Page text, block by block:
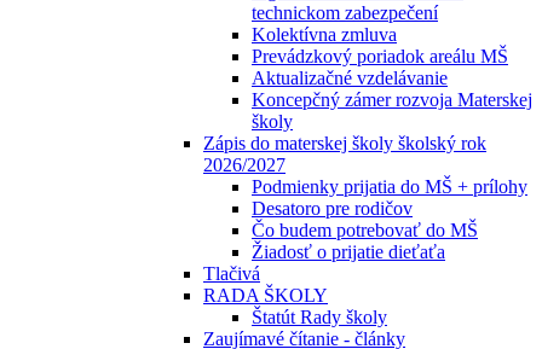
technickom zabezpečení
Kolektívna zmluva
Prevádzkový poriadok areálu MŠ
Aktualizačné vzdelávanie
Koncepčný zámer rozvoja Materskej
školy
Zápis do materskej školy školský rok
2026/2027
Podmienky prijatia do MŠ + prílohy
Desatoro pre rodičov
Čo budem potrebovať do MŠ
Žiadosť o prijatie dieťaťa
Tlačivá
RADA ŠKOLY
Štatút Rady školy
Zaujímavé čítanie - články